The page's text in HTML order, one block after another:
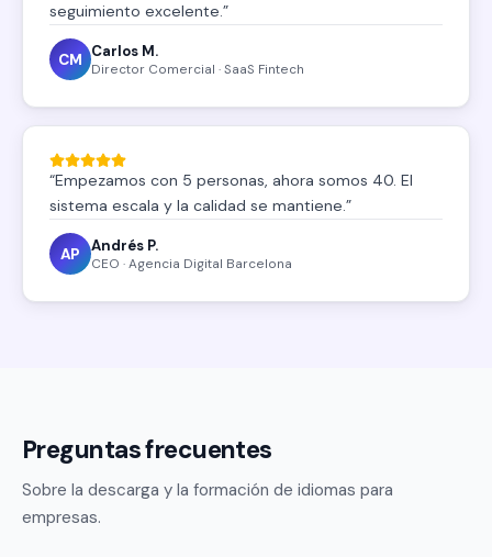
seguimiento excelente.”
CM Carlos M.
Director Comercial · SaaS Fintech
“Empezamos con 5 personas, ahora somos 40. El
sistema escala y la calidad se mantiene.”
AP Andrés P.
CEO · Agencia Digital Barcelona
Preguntas frecuentes
Sobre la descarga y la formación de idiomas para
empresas.